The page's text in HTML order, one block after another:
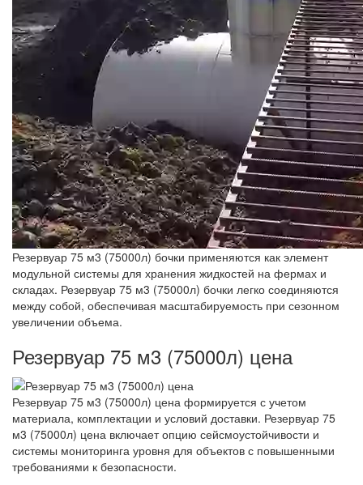
Резервуар 75 м3 (75000л) бочки применяются как элемент
модульной системы для хранения жидкостей на фермах и
складах. Резервуар 75 м3 (75000л) бочки легко соединяются
между собой, обеспечивая масштабируемость при сезонном
увеличении объема.
Резервуар 75 м3 (75000л) цена
Резервуар 75 м3 (75000л) цена формируется с учетом
материала, комплектации и условий доставки. Резервуар 75
м3 (75000л) цена включает опцию сейсмоустойчивости и
системы мониторинга уровня для объектов с повышенными
требованиями к безопасности.